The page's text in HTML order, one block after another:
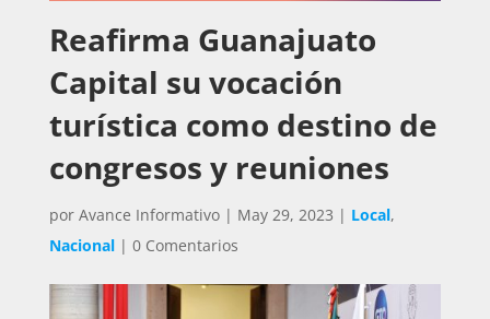
Reafirma Guanajuato
Capital su vocación
turística como destino de
congresos y reuniones
por Avance Informativo| May 29, 2023 | Local,
Nacional| 0 Comentarios